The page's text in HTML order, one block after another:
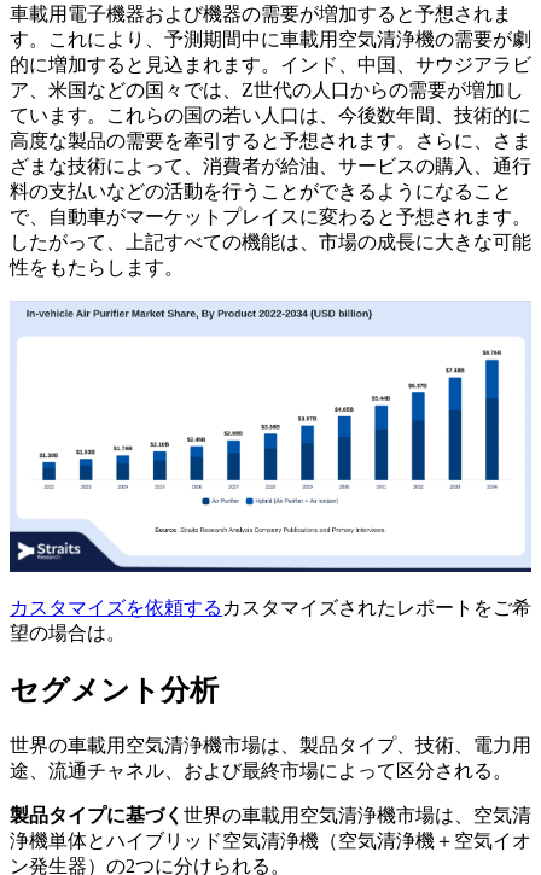
車載用電子機器および機器の需要が増加すると予想されま
す。これにより、予測期間中に車載用空気清浄機の需要が劇
的に増加すると見込まれます。インド、中国、サウジアラビ
ア、米国などの国々では、Z世代の人口からの需要が増加し
ています。これらの国の若い人口は、今後数年間、技術的に
高度な製品の需要を牽引すると予想されます。さらに、さま
ざまな技術によって、消費者が給油、サービスの購入、通行
料の支払いなどの活動を行うことができるようになること
で、自動車がマーケットプレイスに変わると予想されます。
したがって、上記すべての機能は、市場の成長に大きな可能
性をもたらします。
カスタマイズを依頼する カスタマイズされたレポートをご希
望の場合は。
セグメント分析
世界の車載用空気清浄機市場は、製品タイプ、技術、電力用
途、流通チャネル、および最終市場によって区分される。
製品タイプに基づく 世界の車載用空気清浄機市場は、空気清
浄機単体とハイブリッド空気清浄機（空気清浄機＋空気イオ
ン発生器）の2つに分けられる。